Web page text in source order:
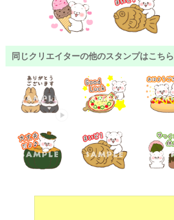
同じクリエイターの他のスタンプはこちら